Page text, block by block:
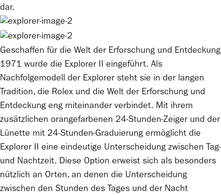
dar.
Geschaffen für die Welt der Erforschung und Entdeckung
1971 wurde die Explorer II eingeführt. Als
Nachfolgemodell der Explorer steht sie in der langen
Tradition, die Rolex und die Welt der Erforschung und
Entdeckung eng miteinander verbindet. Mit ihrem
zusätzlichen orangefarbenen 24‑Stunden-Zeiger und der
Lünette mit 24‑Stunden-Graduierung ermöglicht die
Explorer II eine eindeutige Unterscheidung zwischen Tag-
und Nachtzeit. Diese Option erweist sich als besonders
nützlich an Orten, an denen die Unterscheidung
zwischen den Stunden des Tages und der Nacht